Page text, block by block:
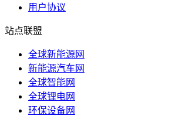
用户协议
站点联盟
全球新能源网
新能源汽车网
全球智能网
全球锂电网
环保设备网